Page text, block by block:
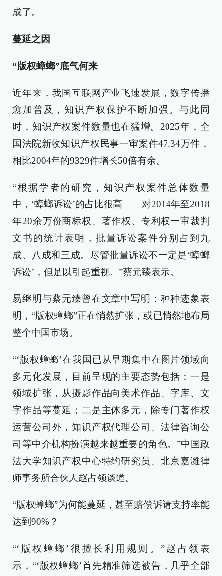
成了。
蔓延之因
“版权蟑螂”底气何来
近年来，我国互联网产业飞速发展，数字传播
愈加普及，知识产权保护不断加强。与此同
时，知识产权案件数量也在猛增。2025年，全
国法院新收知识产权民事一审案件47.34万件，
相比2004年的9329件增长50倍有余。
“根据学者的研究，知识产权案件总体数量
中，‘蟑螂诉讼’的占比很高——对2014年至2018
年20余万份商标权、著作权、专利权一审裁判
文书的统计表明，批量诉讼案件分别占到九
成、八成和三成。尽管批量诉讼不一定是‘蟑螂
诉讼’，但足以引起重视。”蔡元臻表示。
易继明与蔡元臻曾在文章中写明：种种迹象表
明，“版权蟑螂”正在悄然扩张，或已悄然地布局
整个中国市场。
“‘版权蟑螂’在我国已从早期集中在图片领域向
多元化发展，目前呈现的主要态势包括：一是
领域扩张，从摄影作品向美术作品、字库、文
字作品等蔓延；二是主体多元，除专门著作权
运营公司外，知识产权代理公司、法律咨询公
司等中介机构扮演越来越重要的角色。”中国政
法大学知识产权中心特约研究员、北京嘉潍律
师事务所合伙人赵占领谈道。
“版权蟑螂”为何能蔓延，甚至赔偿诉请支持率能
达到90%？
“‘版权蟑螂’很擅长利用规则。”赵占领表
示，“‘版权蟑螂’首先精准筛选被告，几乎全部